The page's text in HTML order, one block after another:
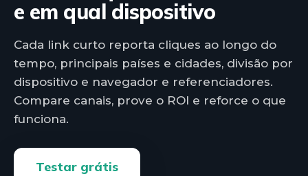
e em qual dispositivo
Cada link curto reporta cliques ao longo do
tempo, principais países e cidades, divisão por
dispositivo e navegador e referenciadores.
Compare canais, prove o ROI e reforce o que
funciona.
Testar grátis